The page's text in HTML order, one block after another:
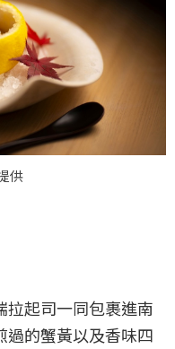
供
拉起司一同包裹進南
過的蟹黃以及香味四